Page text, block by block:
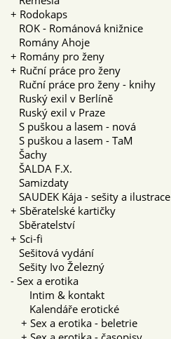
+ Rodokaps
ROK - Románová knižnice
Romány Ahoje
+ Romány pro ženy
+ Ruční práce pro ženy
Ruční práce pro ženy - knihy
Ruský exil v Berlíně
Ruský exil v Praze
S puškou a lasem - nová
S puškou a lasem - TaM
Šachy
ŠALDA F.X.
Samizdaty
SAUDEK Kája - sešity a ilustrace
+ Sběratelské kartičky
Sběratelství
+ Sci-fi
Sešitová vydání
Sešity Ivo Železný
- Sex a erotika
Intim & kontakt
Kalendáře erotické
+ Sex a erotika - beletrie